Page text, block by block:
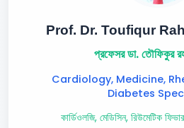
Prof. Dr. Toufiqur
প্রফেসর ডা. তৌফিকুর
Cardiology, Medicine,
Diabetes
কার্ডিওলজি, মেডিসিন, রিউমেটিক